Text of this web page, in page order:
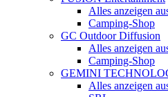
Alles anzeigen
Camping-Shop
GC Outdoor Diffusion
Alles anzeigen
Camping-Shop
GEMINI
Alles anzeigen